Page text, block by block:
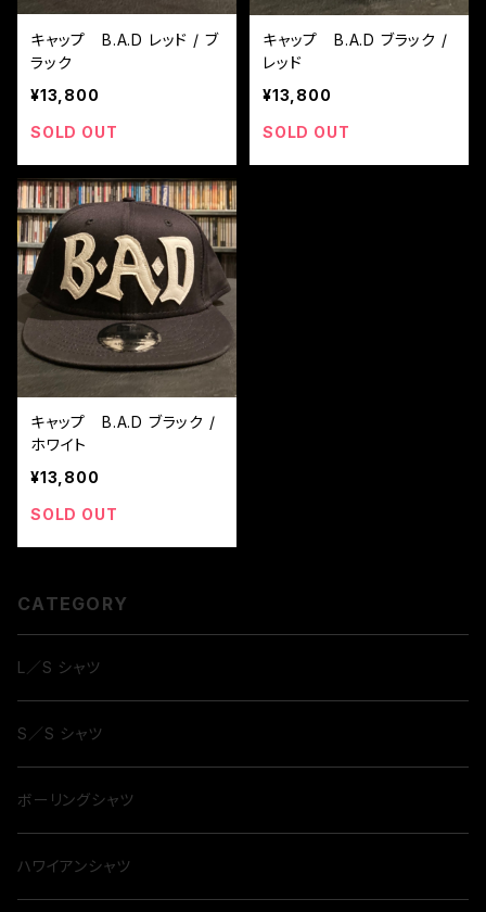
キャップ B.A.D レッド / ブ
ラック
¥13,800
SOLD OUT
キャップ B.A.D ブラック /
レッド
¥13,800
SOLD OUT
キャップ B.A.D ブラック /
ホワイト
¥13,800
SOLD OUT
CATEGORY
L／S シャツ
S／S シャツ
ボーリングシャツ
ハワイアンシャツ